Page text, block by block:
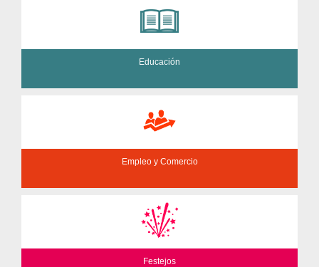
Educación
Empleo y Comercio
Festejos